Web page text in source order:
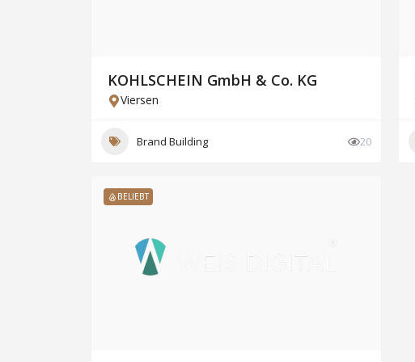
KOHLSCHEIN GmbH & Co. KG
Viersen
Brand Building 20
BELIEBT